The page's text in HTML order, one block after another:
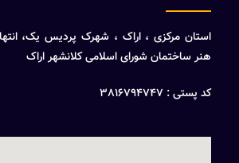
استان مرکزی ، اراک ، شهرک پردیس یک،
هنر ساختمان شورای اسلامی کلانشهر اراک
کد پستی : 3816794747